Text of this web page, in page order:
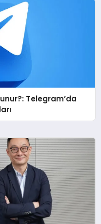
Telegram’da